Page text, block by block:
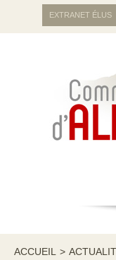
EXTRANET ÉLUS
ACCUEIL >